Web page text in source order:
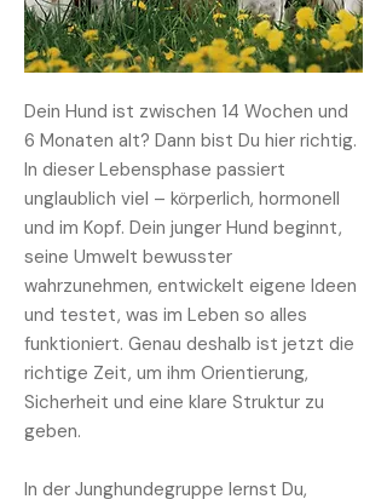
Dein Hund ist zwischen 14 Wochen und
6 Monaten alt? Dann bist Du hier richtig.
In dieser Lebensphase passiert
unglaublich viel – körperlich, hormonell
und im Kopf. Dein junger Hund beginnt,
seine Umwelt bewusster
wahrzunehmen, entwickelt eigene Ideen
und testet, was im Leben so alles
funktioniert. Genau deshalb ist jetzt die
richtige Zeit, um ihm Orientierung,
Sicherheit und eine klare Struktur zu
geben.
In der Junghundegruppe lernst Du,